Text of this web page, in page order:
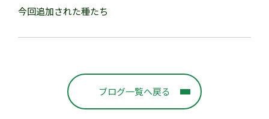
今回追加された種たち
ブログ一覧へ戻る